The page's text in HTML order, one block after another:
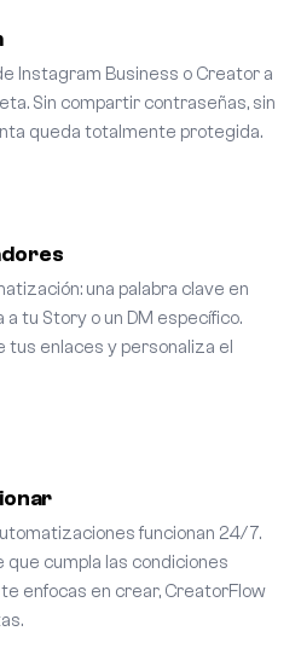
Instagram Business o Creator a
Sin compartir contraseñas, sin
queda totalmente protegida.
una palabra clave en
tu Story o un DM específico.
tus enlaces y personaliza el
funcionan 24/7.
cumpla las condiciones
enfocas en crear, CreatorFlow